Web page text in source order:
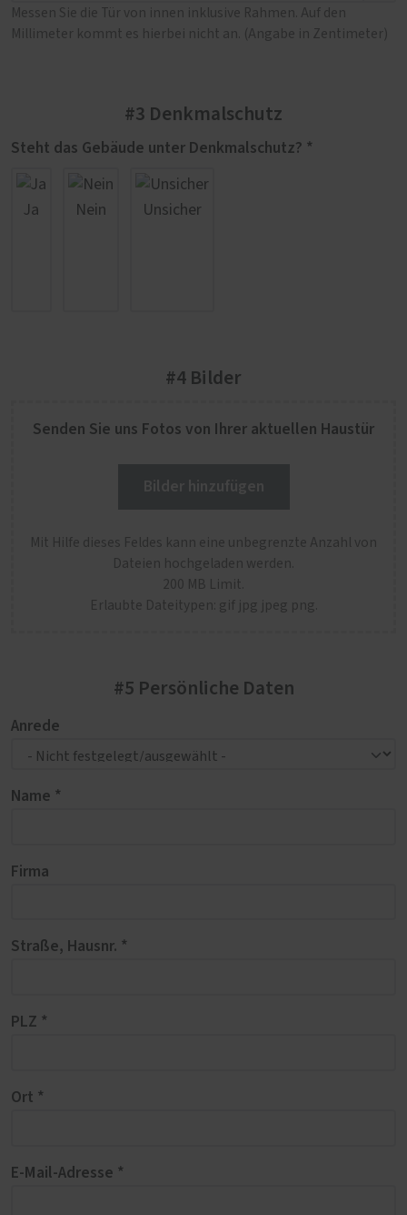
Messen Sie die Tür von innen inklusive Rahmen. Auf den
Millimeter kommt es hierbei nicht an. (Angabe in Zentimeter)
#3 Denkmalschutz
Steht das Gebäude unter Denkmalschutz? *
Ja Nein Unsicher
#4 Bilder
Senden Sie uns Fotos von Ihrer aktuellen Haustür
Mit Hilfe dieses Feldes kann eine unbegrenzte Anzahl von
Dateien hochgeladen werden.
200 MB Limit.
Erlaubte Dateitypen: gif jpg jpeg png.
#5 Persönliche Daten
Anrede
Name *
Firma
Straße, Hausnr. *
PLZ *
Ort *
E-Mail-Adresse *